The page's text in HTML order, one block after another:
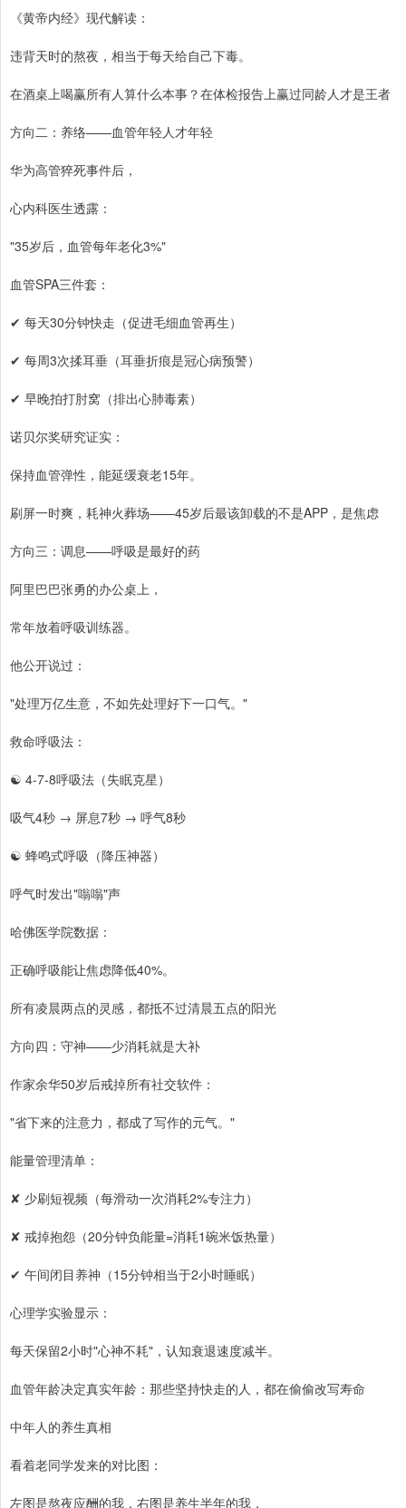
《黄帝内经》现代解读：
违背天时的熬夜，相当于每天给自己下毒。
在酒桌上喝赢所有人算什么本事？在体检报告上赢过同龄人才是王者
方向二：养络——血管年轻人才年轻
华为高管猝死事件后，
心内科医生透露：
"35岁后，血管每年老化3%"
血管SPA三件套：
✔ 每天30分钟快走（促进毛细血管再生）
✔ 每周3次揉耳垂（耳垂折痕是冠心病预警）
✔ 早晚拍打肘窝（排出心肺毒素）
诺贝尔奖研究证实：
保持血管弹性，能延缓衰老15年。
刷屏一时爽，耗神火葬场——45岁后最该卸载的不是APP，是焦虑
方向三：调息——呼吸是最好的药
阿里巴巴张勇的办公桌上，
常年放着呼吸训练器。
他公开说过：
"处理万亿生意，不如先处理好下一口气。"
救命呼吸法：
☯ 4-7-8呼吸法（失眠克星）
吸气4秒 → 屏息7秒 → 呼气8秒
☯ 蜂鸣式呼吸（降压神器）
呼气时发出"嗡嗡"声
哈佛医学院数据：
正确呼吸能让焦虑降低40%。
所有凌晨两点的灵感，都抵不过清晨五点的阳光
方向四：守神——少消耗就是大补
作家余华50岁后戒掉所有社交软件：
"省下来的注意力，都成了写作的元气。"
能量管理清单：
✘ 少刷短视频（每滑动一次消耗2%专注力）
✘ 戒掉抱怨（20分钟负能量=消耗1碗米饭热量）
✔ 午间闭目养神（15分钟相当于2小时睡眠）
心理学实验显示：
每天保留2小时"心神不耗"，认知衰退速度减半。
血管年龄决定真实年龄：那些坚持快走的人，都在偷偷改写寿命
中年人的养生真相
看着老同学发来的对比图：
左图是熬夜应酬的我，右图是养生半年的我，